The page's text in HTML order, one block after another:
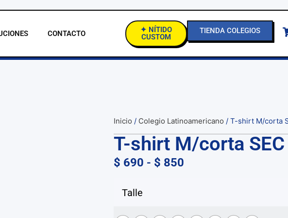
CONTACTO
✦ NÍTIDO
CUSTOM
TIENDA COLEGIOS
Inicio / Colegio Latinoamericano / T-shirt M/corta
T-shirt M/corta
$ 690 - $ 850
Talle